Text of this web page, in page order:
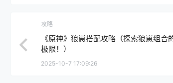
攻略
《原神》狼崽搭配攻略（探索狼崽组合
极限！）
2025-10-7 17:09:26